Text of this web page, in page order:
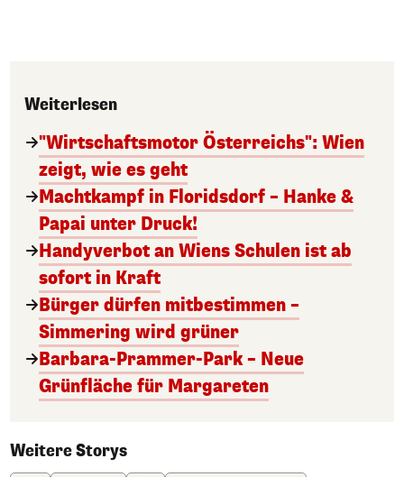
Weiterlesen
"Wirtschaftsmotor Österreichs": Wien
zeigt, wie es geht
Machtkampf in Floridsdorf – Hanke &
Papai unter Druck!
Handyverbot an Wiens Schulen ist ab
sofort in Kraft
Bürger dürfen mitbestimmen –
Simmering wird grüner
Barbara-Prammer-Park – Neue
Grünfläche für Margareten
Weitere Storys